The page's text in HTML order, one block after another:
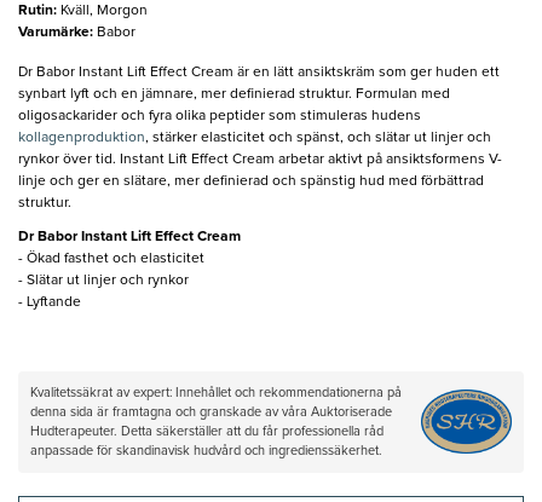
Rutin: Kväll, Morgon
Varumärke: Babor
Dr Babor Instant Lift Effect Cream är en lätt ansiktskräm som ger huden ett
synbart lyft och en jämnare, mer definierad struktur. Formulan med
oligosackarider och fyra olika peptider som stimuleras hudens
kollagenproduktion, stärker elasticitet och spänst, och slätar ut linjer och
rynkor över tid. Instant Lift Effect Cream arbetar aktivt på ansiktsformens V-
linje och ger en slätare, mer definierad och spänstig hud med förbättrad
struktur.
Dr Babor Instant Lift Effect Cream
- Ökad fasthet och elasticitet
- Slätar ut linjer och rynkor
- Lyftande
Kvalitetssäkrat av expert: Innehållet och rekommendationerna på
denna sida är framtagna och granskade av våra Auktoriserade
Hudterapeuter. Detta säkerställer att du får professionella råd
anpassade för skandinavisk hudvård och ingredienssäkerhet.